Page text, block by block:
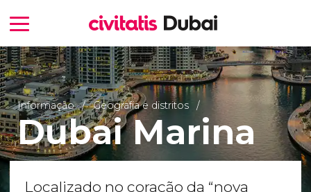
Informação Geografia e distritos
Dubai Marina
Localizado no coração da “nova